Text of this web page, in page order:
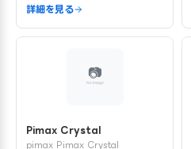
詳細を見る
Pimax Crystal
pimax Pimax Crystal